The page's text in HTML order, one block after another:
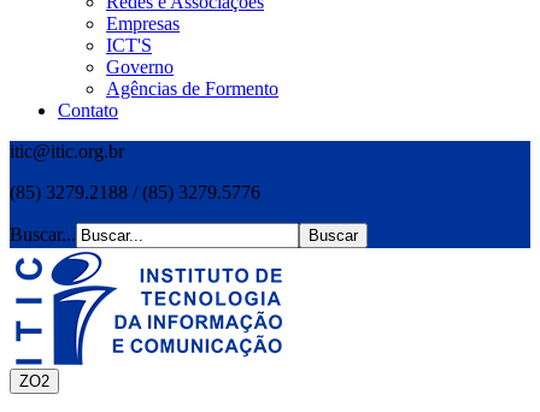
Empresas
ICT'S
Governo
Agências de Formento
Contato
itic@itic.org.br
(85) 3279.2188 / (85) 3279.5776
Buscar...
ZO2